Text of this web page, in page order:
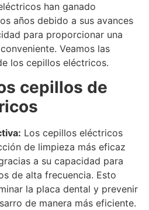
han ganado
años debido a sus avances
para proporcionar una
Veamos las
los cepillos eléctricos.
cepillos de
Los cepillos eléctricos
de limpieza más eficaz
a su capacidad para
de alta frecuencia. Esto
la placa dental y prevenir
de manera más eficiente.